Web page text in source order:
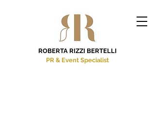
ROBERTA RIZZI BERTELLI
PR & Event Specialist